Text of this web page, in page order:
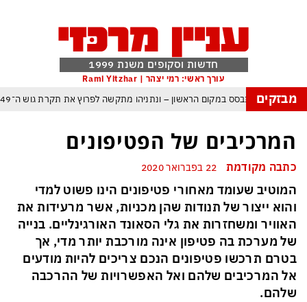
חדשות וסקופים משנת 1999
עורך ראשי: רמי יצהר | Rami Yitzhar
מבזקים
– איזנקוט מתבסס במקום הראשון – ונתניהו מתקשה לפרוץ את תקרת גוש ה־49
עומאן לגבי תפעול משותף של מצר הורמוז – אם טראמפ יאשר המלחמה
מי היה מאמין שבאר שבע תנצח את הכוכב האדום?
ומיירטים להגנה – טראמפ נשאר רק עם ציוצי האיום המגוחכים שלא מזיזים
כמדיניות: כך הפכה ההוצאה להורג לכלי ההרתעה המרכזי של המשטר
א-סיסי, ארדואן ושליט קטאר מכנסים פגישת ״כיפה אדומה״ לנתניהו בנושא
המרכיבים של הפטיפונים
כתבה מקודמת
המוטיב שעומד מאחורי פטיפונים הינו פשוט למדי
והוא ייצור של תנודות שהן מכניות, אשר מרעידות את
האוויר ומשחזרות את גלי הסאונד האורגינליים. בנייה
של מערכת בה פטיפון אינה מורכבת יותר מדי, אך
בטרם תרכשו פטיפונים הנכם צריכים להיות מודעים
אל המרכיבים שלהם ואל האפשרויות של ההרכבה
שלהם.